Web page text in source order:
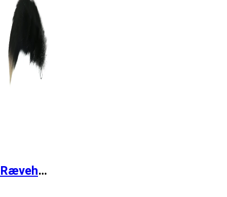
Rævehale Sølvræv med vedhæng